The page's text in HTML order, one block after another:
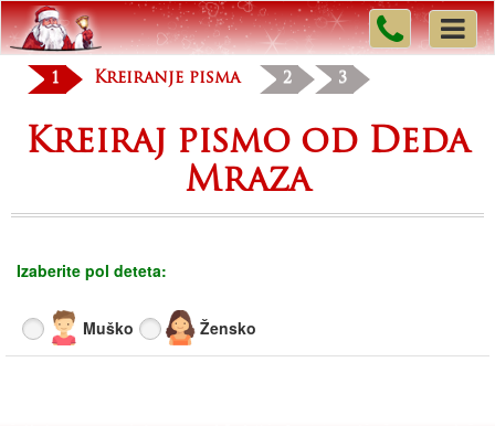
1 Kreiranje pisma 2 3
Kreiraj pismo od Deda
Mraza
Izaberite pol deteta:
Muško Žensko